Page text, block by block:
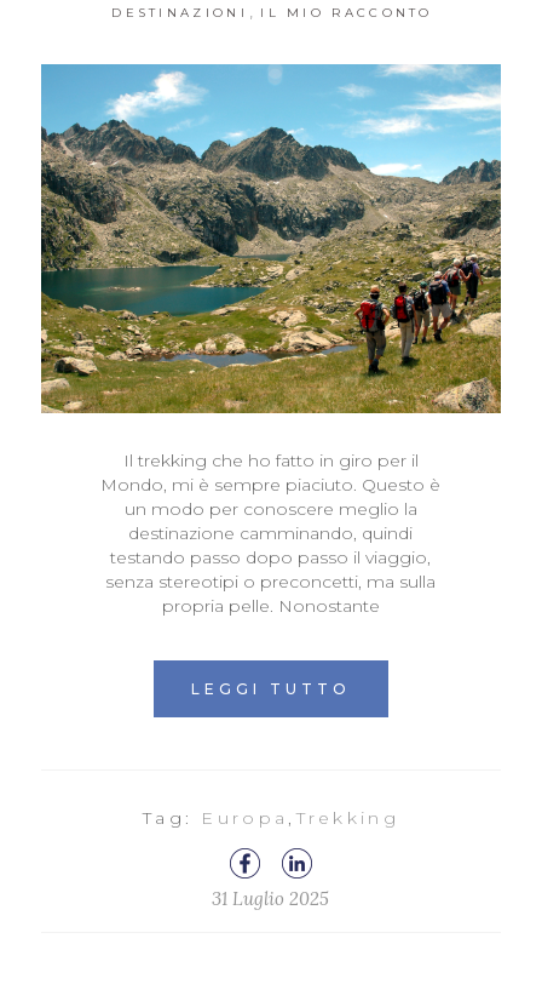
DESTINAZIONI , IL MIO RACCONTO
Il trekking che ho fatto in giro per il
Mondo, mi è sempre piaciuto. Questo è
un modo per conoscere meglio la
destinazione camminando, quindi
testando passo dopo passo il viaggio,
senza stereotipi o preconcetti, ma sulla
propria pelle. Nonostante
LEGGI TUTTO
Tag: Europa ,Trekking
31 Luglio 2025